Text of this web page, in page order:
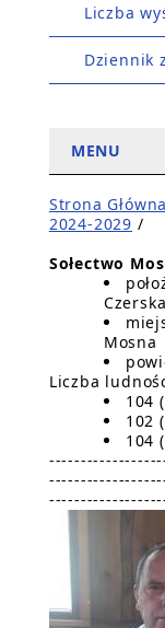
Liczba
Dziennik
MENU
Strona
2024-2029 /
Sołectwo
Mosna
Liczba
104
102
104